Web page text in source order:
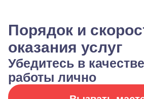
Порядок и
оказания услуг
Убедитесь в
работы лично